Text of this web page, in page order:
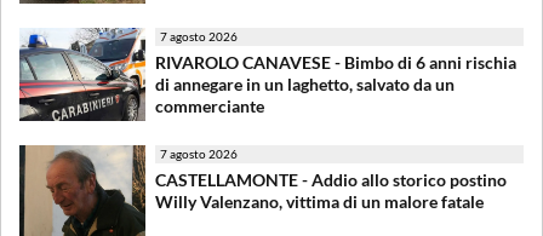
7 agosto 2026
RIVAROLO CANAVESE - Bimbo di 6 anni rischia
di annegare in un laghetto, salvato da un
commerciante
7 agosto 2026
CASTELLAMONTE - Addio allo storico postino
Willy Valenzano, vittima di un malore fatale